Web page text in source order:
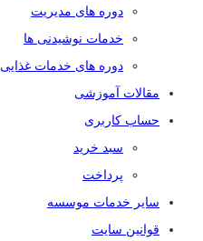
دوره های مدیریت
خدمات نوشیدنی ها
دوره های خدمات غذایی
مقالات آموزشی
حساب کاربری
سبد خرید
پرداخت
سایر خدمات موسسه
قوانین سایت